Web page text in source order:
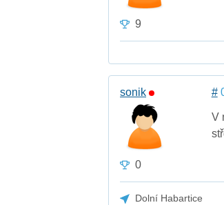
9
sonik
0
#
V
Dolní Habartice